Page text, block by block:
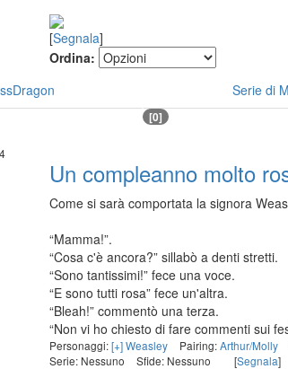
[Segnala]
Ordina:
Serie di
[0]
Un compleanno molto
Come si sarà comportata la signora
“Mamma!”.
“Cosa c'è ancora?” sillabò a denti stretti.
“Sono tantissimi!” fece una voce.
“E sono tutti rosa” fece un'altra.
“Bleah!” commentò una terza.
“Non vi ho chiesto di fare commenti sui
Personaggi:[+] Weasley Pairing:Arthur/Molly
Serie: Nessuno
Sfide: Nessuno [Segnala]